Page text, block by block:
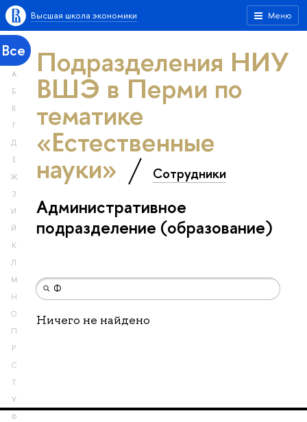
Меню
Высшая школа экономики
Все
А
Б
В
Г
Д
Е
Ж
З
И
Й
К
Л
М
Н
О
П
Р
С
Т
У
Ф
Подразделения НИУ
ВШЭ в Перми по
тематике
«Естественные
науки» Сотрудники
Административное
подразделение (образование)
Ничего не найдено